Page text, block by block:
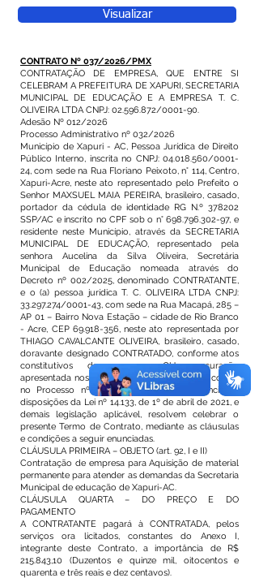
Visualizar
CONTRATO Nº 037/2026/PMX
CONTRATAÇÃO DE EMPRESA, QUE ENTRE SI
CELEBRAM A PREFEITURA DE XAPURI, SECRETARIA
MUNICIPAL DE EDUCAÇÃO E A EMPRESA T. C.
OLIVEIRA LTDA CNPJ: 02.596.872/0001-90.
Adesão Nº 012/2026
Processo Administrativo nº 032/2026
Município de Xapuri - AC, Pessoa Jurídica de Direito
Público Interno, inscrita no CNPJ: 04.018.560/0001-
24, com sede na Rua Floriano Peixoto, n° 114, Centro,
Xapuri-Acre, neste ato representado pelo Prefeito o
Senhor MAXSUEL MAIA PEREIRA, brasileiro, casado,
portador da cédula de identidade RG N.º 378202
SSP/AC e inscrito no CPF sob o n° 698.796.302-97, e
residente neste Município, através da SECRETARIA
MUNICIPAL DE EDUCAÇÃO, representado pela
senhora Aucelina da Silva Oliveira, Secretária
Municipal de Educação nomeada através do
Decreto nº 002/2025, denominado CONTRATANTE,
e o (a) pessoa jurídica T. C. OLIVEIRA LTDA CNPJ:
33.297.274/0001-43, com sede na Rua Macapá, 285 –
AP 01 – Bairro Nova Estação – cidade de Rio Branco
- Acre, CEP 69.918-356, neste ato representada por
THIAGO CAVALCANTE OLIVEIRA, brasileiro, casado,
doravante designado CONTRATADO, conforme atos
constitutivos da empresa OU procuração
apresentada nos autos, tendo em vista o que consta
no Processo nº 012/2026. e em observância às
disposições da Lei nº 14.133, de 1º de abril de 2021, e
demais legislação aplicável, resolvem celebrar o
presente Termo de Contrato, mediante as cláusulas
e condições a seguir enunciadas.
CLÁUSULA PRIMEIRA – OBJETO (art. 92, I e II)
Contratação de empresa para Aquisição de material
permanente para atender as demandas da Secretaria
Municipal de educação de Xapuri-AC.
CLÁUSULA QUARTA – DO PREÇO E DO
PAGAMENTO
A CONTRATANTE pagará à CONTRATADA, pelos
serviços ora licitados, constantes do Anexo I,
integrante deste Contrato, a importância de R$
215.843,10 (Duzentos e quinze mil, oitocentos e
quarenta e três reais e dez centavos).